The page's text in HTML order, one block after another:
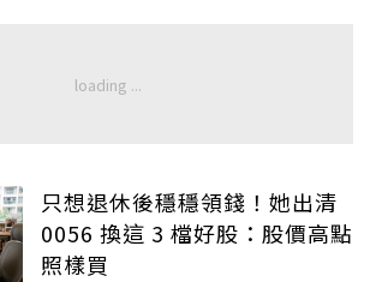
只想退休後穩穩領錢！她出清
0056 換這 3 檔好股：股價高點
照樣買